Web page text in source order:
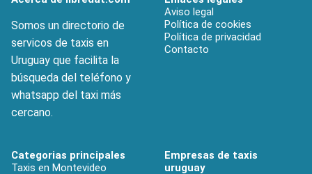
Somos un directorio de
servicos de taxis en
Uruguay que facilita la
búsqueda del teléfono y
whatsapp del taxi más
cercano.
Aviso legal
Política de cookies
Política de privacidad
Contacto
Categorias principales
Taxis en Montevideo
Empresas de taxis
uruguay